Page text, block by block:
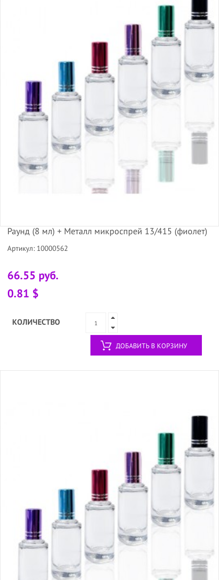
Раунд (8 мл) + Металл микроспрей 13/415 (фиолет)
Артикул: 10000562
66.55 руб.
0.81 $
КОЛИЧЕСТВО
ДОБАВИТЬ В КОРЗИНУ